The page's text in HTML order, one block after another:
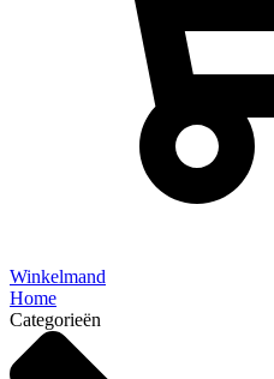
Winkelmand
Home
Categorieën